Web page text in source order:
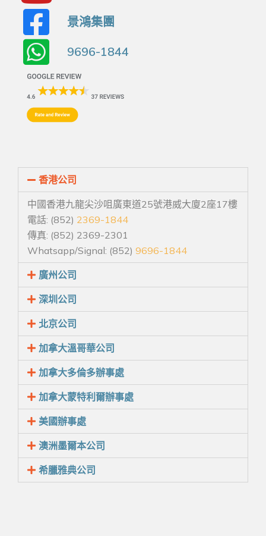
景鴻集團
9696-1844
香港公司
中國香港九龍尖沙咀廣東道25號港威大廈2座17樓
電話: (852) 2369-1844
傳真: (852) 2369-2301
Whatsapp/Signal: (852) 9696-1844
廣州公司
深圳公司
北京公司
加拿大溫哥華公司
加拿大多倫多辦事處
加拿大蒙特利爾辦事處
美國辦事處
澳洲墨爾本公司
希臘雅典公司